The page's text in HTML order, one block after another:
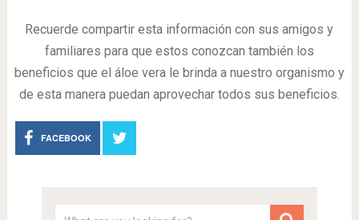
Recuerde compartir esta información con sus amigos y
familiares para que estos conozcan también los
beneficios que el áloe vera le brinda a nuestro organismo y
de esta manera puedan aprovechar todos sus beneficios.
FACEBOOK